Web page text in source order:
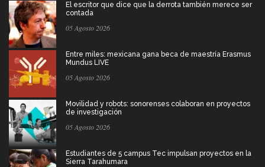
El escritor que dice que la derrota también merece ser
contada
05 Agosto 2026
Entre miles: mexicana gana beca de maestría Erasmus
Mundus LIVE
05 Agosto 2026
Movilidad y robots: sonorenses colaboran en proyectos
de investigación
05 Agosto 2026
Estudiantes de 5 campus Tec impulsan proyectos en la
Sierra Tarahumara